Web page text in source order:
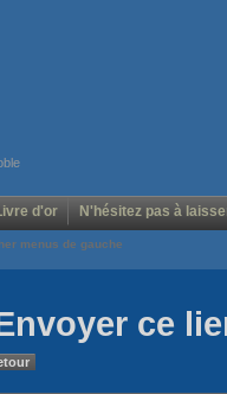
d'or N'hésitez pas à
menus de gauche
ce